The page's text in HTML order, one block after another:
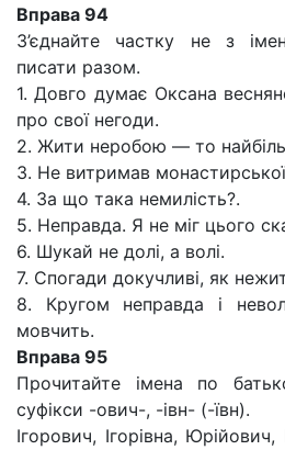
Вправа 94
З’єднайте частку не з
писати разом.
1. Довго думає Оксана
про свої негоди.
2. Жити неробою — то
3. Не витримав монастирської
4. За що така немилість?.
5. Неправда. Я не міг цього
6. Шукай не долі, а волі.
7. Спогади докучливі, як
8. Кругом неправда і
мовчить.
Вправа 95
Прочитайте імена по
суфікси -ович-, -івн- (-ївн).
Ігорович, Ігорівна,